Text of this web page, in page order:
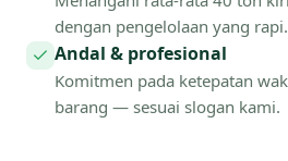
dengan pengelolaan yang rapi.
Andal & profesional
Komitmen pada ketepatan
barang — sesuai slogan kami.